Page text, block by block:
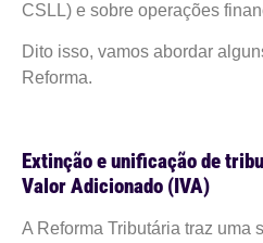
CSLL) e sobre operações
Dito isso, vamos abordar
Reforma.
Extinção e unificação de
Valor Adicionado (IVA)
A Reforma Tributária traz uma